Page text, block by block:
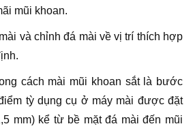
mũi khoan.
và chỉnh đá mài về vị trí thích hợp
cách mài mũi khoan sắt là bước
tỳ dụng cụ ở máy mài được đặt
mm) kể từ bề mặt đá mài đến mũi